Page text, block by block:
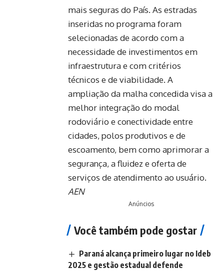
mais seguras do País. As estradas
inseridas no programa foram
selecionadas de acordo com a
necessidade de investimentos em
infraestrutura e com critérios
técnicos e de viabilidade. A
ampliação da malha concedida visa a
melhor integração do modal
rodoviário e conectividade entre
cidades, polos produtivos e de
escoamento, bem como aprimorar a
segurança, a fluidez e oferta de
serviços de atendimento ao usuário.
AEN
Anúncios
Você também pode gostar
Paraná alcança primeiro lugar no Ideb
2025 e gestão estadual defende